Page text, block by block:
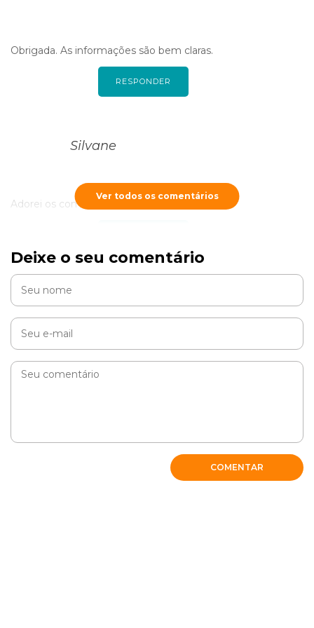
Obrigada. As informações são bem claras.
RESPONDER
Silvane
Adorei os comentarios
Ver todos os comentários
Deixe o seu comentário
COMENTAR